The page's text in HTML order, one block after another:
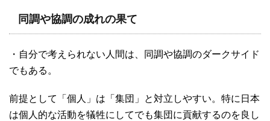
同調や協調の成れの果て
・自分で考えられない人間は、同調や協調のダークサイド
でもある。
前提として「個人」は「集団」と対立しやすい。特に日本
は個人的な活動を犠牲にしてでも集団に貢献するのを良し